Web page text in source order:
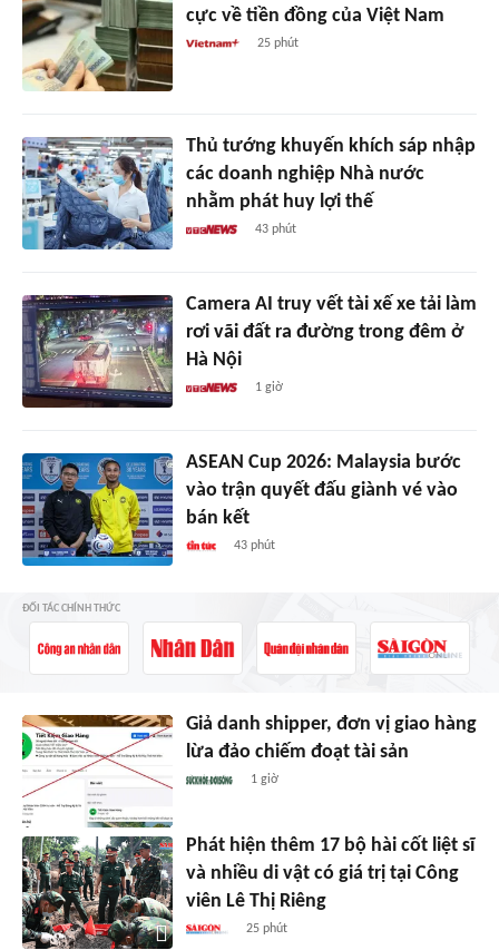
cực về tiền đồng của Việt Nam
25 phút
Thủ tướng khuyến khích sáp nhập
các doanh nghiệp Nhà nước
nhằm phát huy lợi thế
43 phút
Camera AI truy vết tài xế xe tải làm
rơi vãi đất ra đường trong đêm ở
Hà Nội
1 giờ
ASEAN Cup 2026: Malaysia bước
vào trận quyết đấu giành vé vào
bán kết
43 phút
ĐỐI TÁC CHÍNH THỨC
Giả danh shipper, đơn vị giao hàng
lừa đảo chiếm đoạt tài sản
1 giờ
Phát hiện thêm 17 bộ hài cốt liệt sĩ
và nhiều di vật có giá trị tại Công
viên Lê Thị Riêng
25 phút